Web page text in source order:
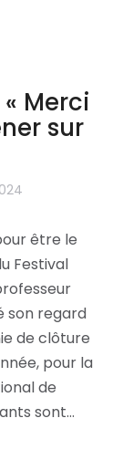
Merci
sur
être le
Festival
son regard
de clôture
pour la
de
sont…